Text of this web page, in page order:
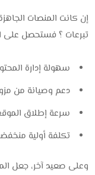
إن كانت المنصات
تبرعات ؟ فستحصل على
سهولة إدارة
دعم وصيانة من
سرعة إطلاق
تكلفة أولية
وعلى صعيد آخر، جعل